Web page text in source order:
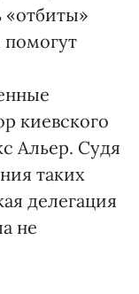
«отбиты»
киевского
Альер. Судя
таких
делегация
не